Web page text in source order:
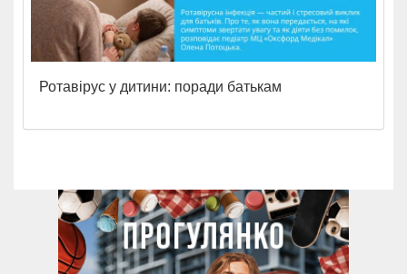
Ротавірус у дитини: поради батькам